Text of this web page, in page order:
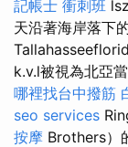
記帳士 衝刺班
天沿著海岸落下
k.v.l被視為北亞
哪裡找台中撥筋
seo services
按摩 Brothers）